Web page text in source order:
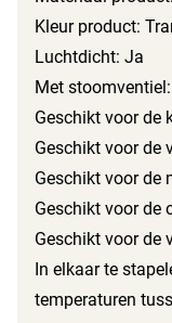
Kleur product:
Luchtdicht: Ja
Met
Geschikt voor de
Geschikt voor de
Geschikt voor de
Geschikt voor de
Geschikt voor de
In elkaar te
temperaturen